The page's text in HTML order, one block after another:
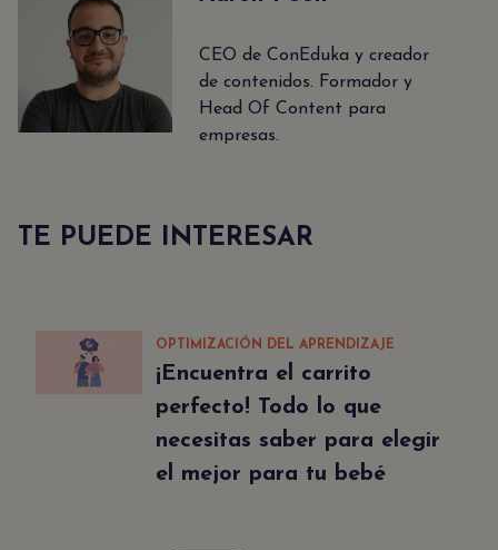
CEO de ConEduka y creador
de contenidos. Formador y
Head Of Content para
empresas.
TE PUEDE INTERESAR
OPTIMIZACIÓN DEL APRENDIZAJE
¡Encuentra el carrito
perfecto! Todo lo que
necesitas saber para elegir
el mejor para tu bebé